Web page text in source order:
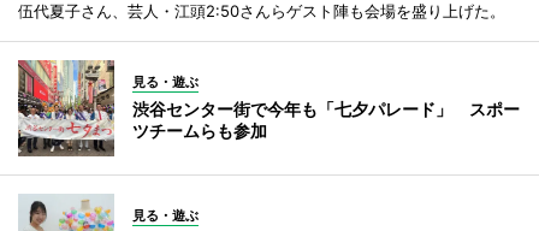
伍代夏子さん、芸人・江頭2:50さんらゲスト陣も会場を盛り上げた。
見る・遊ぶ
渋谷センター街で今年も「七夕パレード」 スポー
ツチームらも参加
見る・遊ぶ